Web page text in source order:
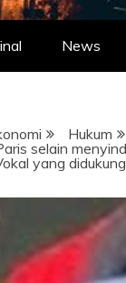
News
Hukum
selain
yang